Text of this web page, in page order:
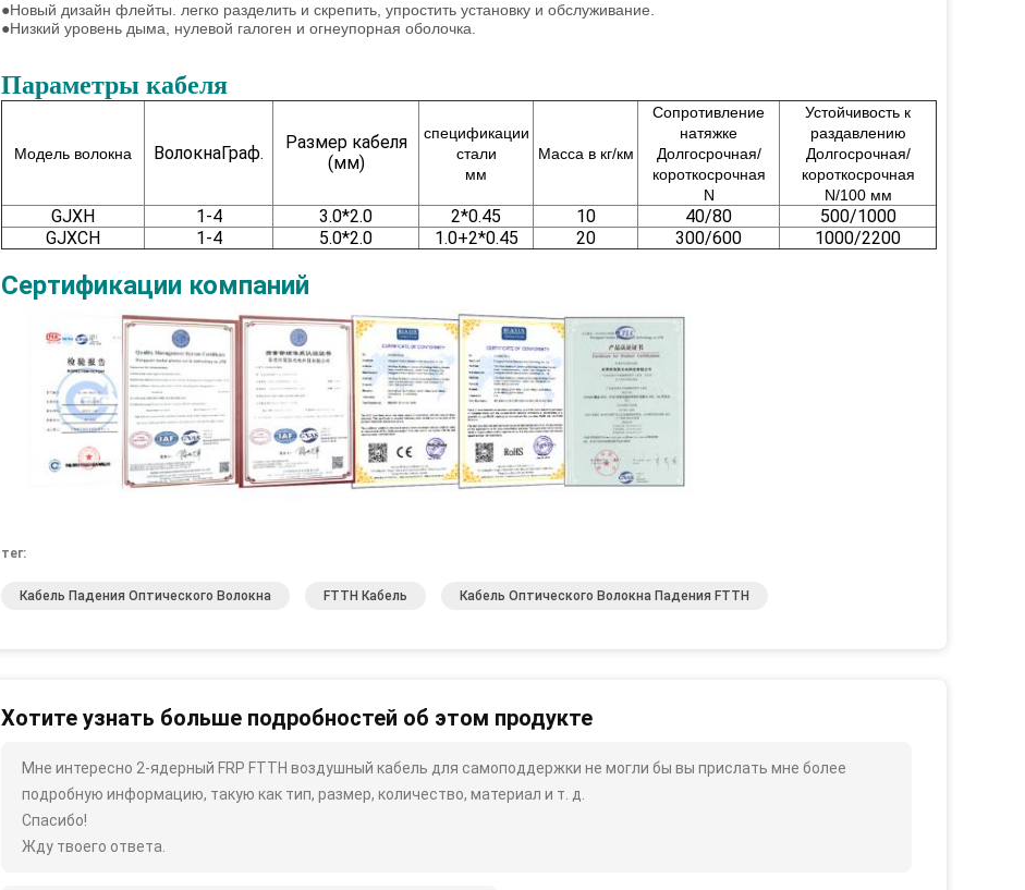
●Новый дизайн флейты. легко разделить и скрепить, упростить установку и обслуживание.
●Низкий уровень дыма, нулевой галоген и огнеупорная оболочка.
Параметры кабеля
Модель волокна ВолокнаГраф.
Размер кабеля
(мм)
спецификации
стали
мм
Масса в кг/км
Сопротивление
натяжке
Долгосрочная/
короткосрочная
N
Устойчивость к
раздавлению
Долгосрочная/
короткосрочная
N/100 мм
GJXH 1-4 3.0*2.0 2*0.45 10 40/80
500/1000
GJXCH
1-4 5.0*2.0 1.0+2*0.45 20 300/600 1000/2200
Сертификации компаний
тег:
Кабель Падения Оптического Волокна FTTH Кабель Кабель Оптического Волокна Падения FTTH
Хотите узнать больше подробностей об этом продукте
Мне интересно 2-ядерный FRP FTTH воздушный кабель для самоподдержки не могли бы вы прислать мне более
подробную информацию, такую ​​как тип, размер, количество, материал и т. д.
Спасибо!
Жду твоего ответа.